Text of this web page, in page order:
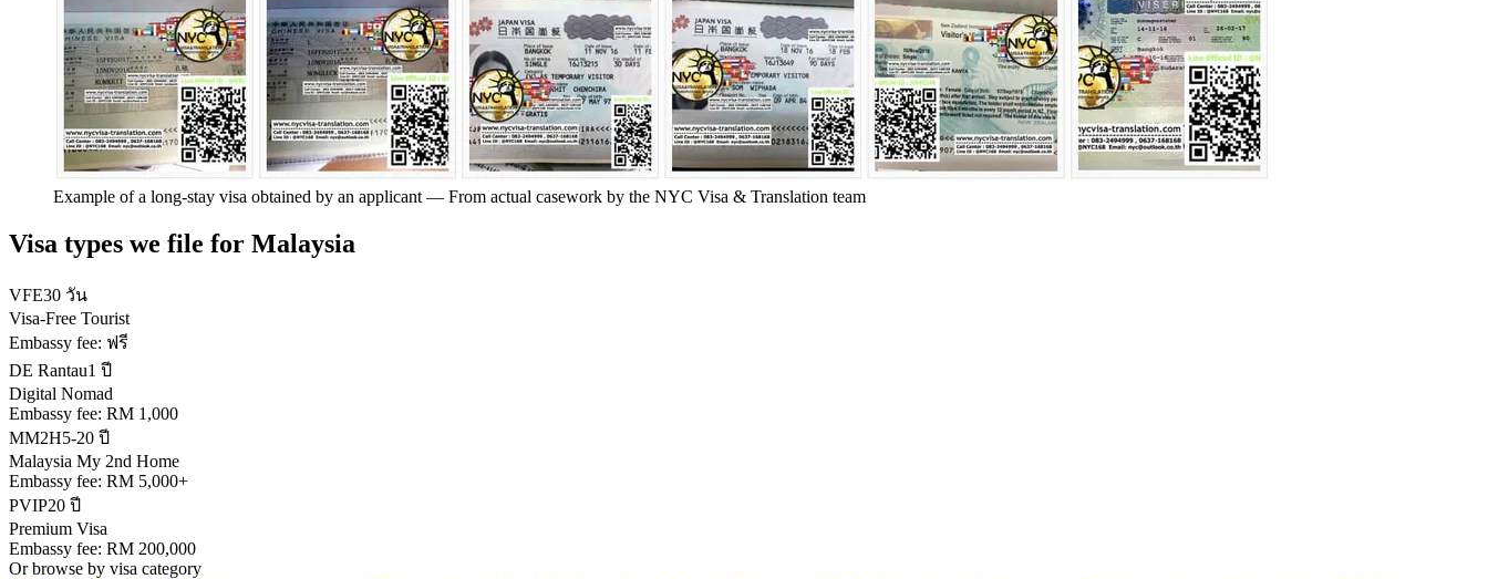
Example of a long-stay visa obtained by an applicant — From actual casework by the NYC Visa & Translation team
Visa types we file for Malaysia
VFE30 วัน
Visa-Free Tourist
Embassy fee: ฟรี
DE Rantau1 ปี
Digital Nomad
Embassy fee: RM 1,000
MM2H5-20 ปี
Malaysia My 2nd Home
Embassy fee: RM 5,000+
PVIP20 ปี
Premium Visa
Embassy fee: RM 200,000
Or browse by visa category